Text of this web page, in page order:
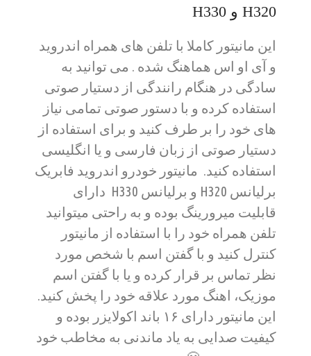
H320 و H330
این مانیتور کاملا با تلفن های همراه اندروید
و آی او اس هماهنگ شده . می توانید به
سادگی در هنگام رانندگی از دستیار صوتی
استفاده کرده و با دستور صوتی تمامی نیاز
های خود را بر طرف کنید و برای استفاده از
دستیار صوتی از زبان فارسی و یا انگلیسی
استفاده کنید. مانیتور خودرو اندروید فابریک
برلیانس H320 و برلیانس H330 دارای
قابلیت میرورینگ بوده و به راحتی میتوانید
تلفن همراه خود را با استفاده از مانیتور
کنترل کنید و با گفتن اسم با شخص مورد
نظر تماس بر قرار کرده و یا با گفتن اسم
موزیک، اهنگ مورد علاقه خود را پخش کنید.
این مانیتور دارای ۱۶ باند اکولایزر بوده و
کیفیت صدایی به یاد ماندنی به مخاطب خود